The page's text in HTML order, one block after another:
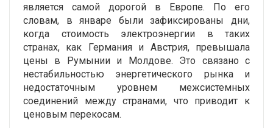
является самой дорогой в Европе. По его
словам, в январе были зафиксированы дни,
когда стоимость электроэнергии в таких
странах, как Германия и Австрия, превышала
цены в Румынии и Молдове. Это связано с
нестабильностью энергетического рынка и
недостаточным уровнем межсистемных
соединений между странами, что приводит к
ценовым перекосам.